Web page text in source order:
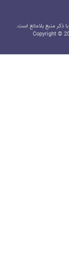
منبع بلامانع است.
Copyright ©